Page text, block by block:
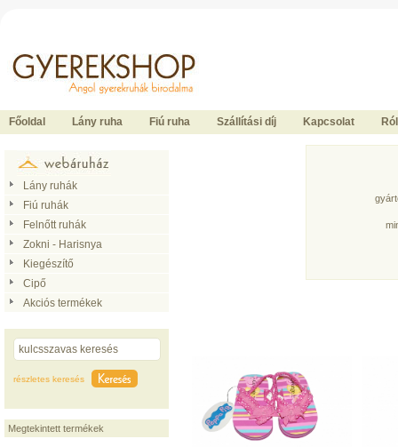
Főoldal Lány ruha Fiú ruha Szállítási díj Kapcsolat
Lány ruhák
Fiú ruhák
Felnőtt ruhák
Zokni - Harisnya
Kiegészítő
Cipő
Akciós termékek
részletes keresés
Megtekintett termékek